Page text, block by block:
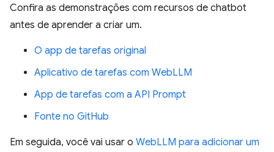
Confira as demonstrações com recursos de chatbot
antes de aprender a criar um.
O app de tarefas original
Aplicativo de tarefas com WebLLM
App de tarefas com a API Prompt
Fonte no GitHub
Em seguida, você vai usar o WebLLM para adicionar um